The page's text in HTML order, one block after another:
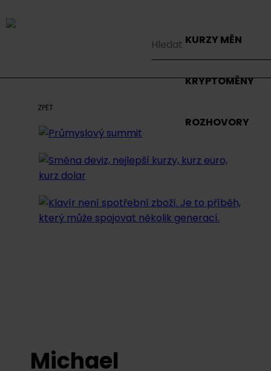
KURZY MĚN
KRYPTOMĚNY
ROZHOVORY
ZPĚT
Michael